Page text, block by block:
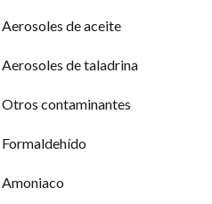
Aerosoles de aceite
Aerosoles de taladrina
Otros contaminantes
Formaldehído
Amoniaco